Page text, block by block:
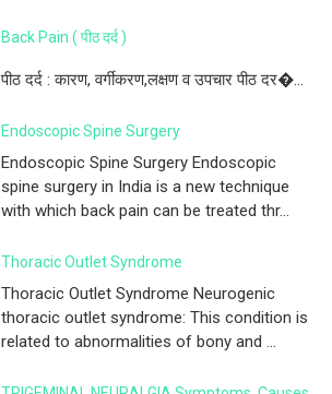
Back Pain ( पीठ दर्द )
पीठ दर्द : कारण, वर्गीकरण,लक्षण व उपचार पीठ दर�...
Endoscopic Spine Surgery
Endoscopic Spine Surgery Endoscopic
spine surgery in India is a new technique
with which back pain can be treated thr...
Thoracic Outlet Syndrome
Thoracic Outlet Syndrome Neurogenic
thoracic outlet syndrome: This condition is
related to abnormalities of bony and ...